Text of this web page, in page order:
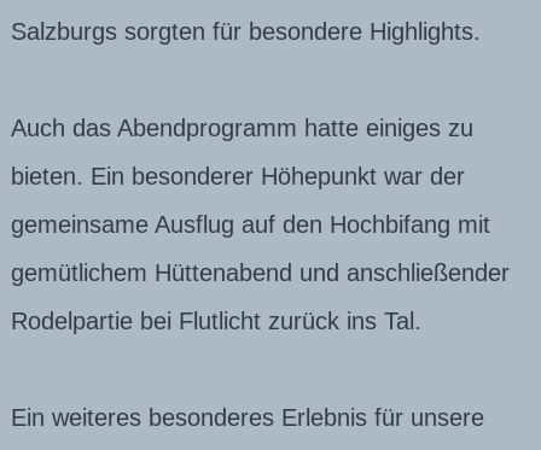
Salzburgs sorgten für besondere Highlights.
Auch das Abendprogramm hatte einiges zu
bieten. Ein besonderer Höhepunkt war der
gemeinsame Ausflug auf den Hochbifang mit
gemütlichem Hüttenabend und anschließender
Rodelpartie bei Flutlicht zurück ins Tal.
Ein weiteres besonderes Erlebnis für unsere